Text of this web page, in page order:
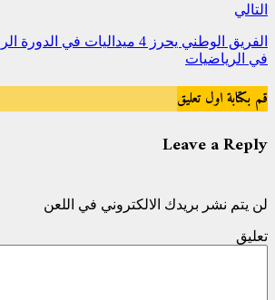
التالي
الفريق الوطني يحرز 4 ميداليات في
في الرياضيات
قم بكتابة اول تعليق
Leave a Reply
لن يتم نشر بريدك الالكتروني في اللعن
تعليق